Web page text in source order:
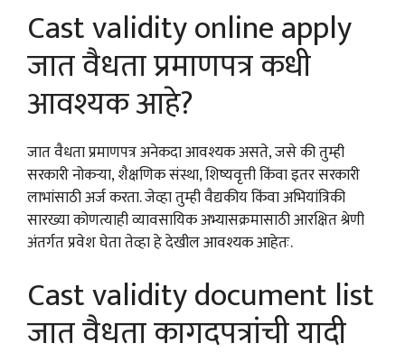
Cast validity online apply
जात वैधता प्रमाणपत्र कधी
आवश्यक आहे?
जात वैधता प्रमाणपत्र अनेकदा आवश्यक असते, जसे की तुम्ही
सरकारी नोकऱ्या, शैक्षणिक संस्था, शिष्यवृत्ती किंवा इतर सरकारी
लाभांसाठी अर्ज करता. जेव्हा तुम्ही वैद्यकीय किंवा अभियांत्रिकी
सारख्या कोणत्याही व्यावसायिक अभ्यासक्रमासाठी आरक्षित श्रेणी
अंतर्गत प्रवेश घेता तेव्हा हे देखील आवश्यक आहेतः.
Cast validity document list
जात वैधता कागदपत्रांची यादी